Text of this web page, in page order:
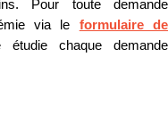
Pour toute demande
via le formulaire de
étudie chaque demande